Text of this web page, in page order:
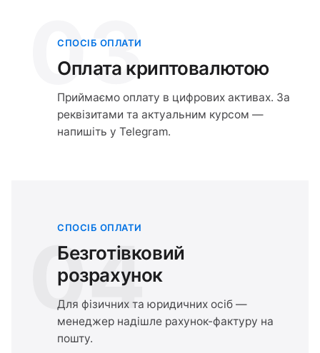
03
СПОСІБ ОПЛАТИ
Оплата криптовалютою
Приймаємо оплату в цифрових активах. За
реквізитами та актуальним курсом —
напишіть у Telegram.
04
СПОСІБ ОПЛАТИ
Безготівковий
розрахунок
Для фізичних та юридичних осіб —
менеджер надішле рахунок-фактуру на
пошту.